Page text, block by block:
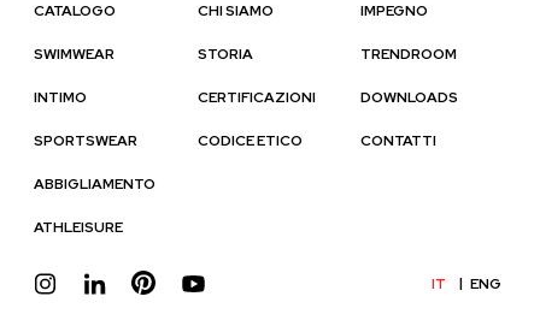
CATALOGO
SWIMWEAR
INTIMO
SPORTSWEAR
ABBIGLIAMENTO
ATHLEISURE
CHI SIAMO
STORIA
CERTIFICAZIONI
CODICE ETICO
IMPEGNO
TRENDROOM
DOWNLOADS
CONTATTI
IT ENG